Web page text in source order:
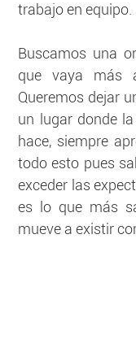
trabajo en equipo.
Buscamos una
que vaya más
Queremos dejar
un lugar donde
hace, siempre
todo esto pues
exceder las
es lo que más
mueve a existir